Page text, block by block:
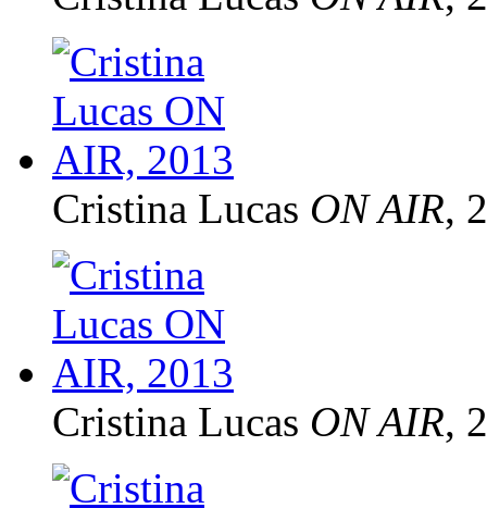
Cristina Lucas ON AIR,
Cristina Lucas ON AIR,